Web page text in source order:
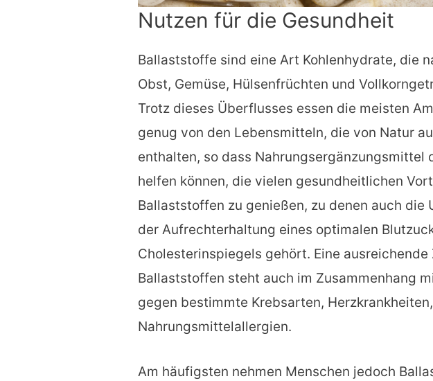
Nutzen für die Gesundheit
Ballaststoffe sind eine Art Kohlenhydrate, die
Obst, Gemüse, Hülsenfrüchten und
Trotz dieses Überflusses essen die meisten
genug von den Lebensmitteln, die von Natur
enthalten, so dass Nahrungsergänzungsmittel
helfen können, die vielen gesundheitlichen
Ballaststoffen zu genießen, zu denen auch die
der Aufrechterhaltung eines optimalen
Cholesterinspiegels gehört. Eine ausreichende
Ballaststoffen steht auch im Zusammenhang
gegen bestimmte Krebsarten,
Nahrungsmittelallergien.
Am häufigsten nehmen Menschen jedoch